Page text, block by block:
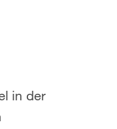
in der